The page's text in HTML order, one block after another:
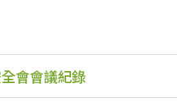
會會議紀錄